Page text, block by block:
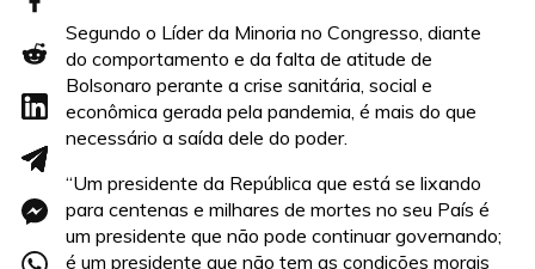
Segundo o Líder da Minoria no Congresso, diante
do comportamento e da falta de atitude de
Bolsonaro perante a crise sanitária, social e
econômica gerada pela pandemia, é mais do que
necessário a saída dele do poder.
“Um presidente da República que está se lixando
para centenas e milhares de mortes no seu País é
um presidente que não pode continuar governando;
é um presidente que não tem as condições morais